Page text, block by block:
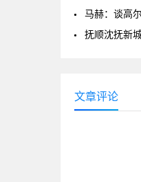
马赫：谈高
抚顺沈抚新
文章评论